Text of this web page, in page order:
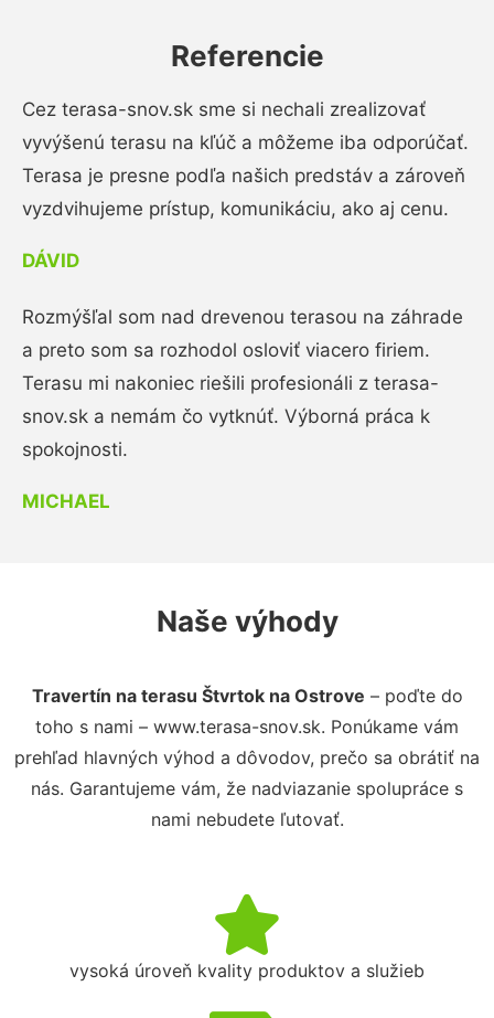
Referencie
Cez terasa-snov.sk sme si nechali zrealizovať
vyvýšenú terasu na kľúč a môžeme iba odporúčať.
Terasa je presne podľa našich predstáv a zároveň
vyzdvihujeme prístup, komunikáciu, ako aj cenu.
DÁVID
Rozmýšľal som nad drevenou terasou na záhrade
a preto som sa rozhodol osloviť viacero firiem.
Terasu mi nakoniec riešili profesionáli z terasa-
snov.sk a nemám čo vytknúť. Výborná práca k
spokojnosti.
MICHAEL
Naše výhody
Travertín na terasu Štvrtok na Ostrove – poďte do
toho s nami – www.terasa-snov.sk. Ponúkame vám
prehľad hlavných výhod a dôvodov, prečo sa obrátiť na
nás. Garantujeme vám, že nadviazanie spolupráce s
nami nebudete ľutovať.
vysoká úroveň kvality produktov a služieb